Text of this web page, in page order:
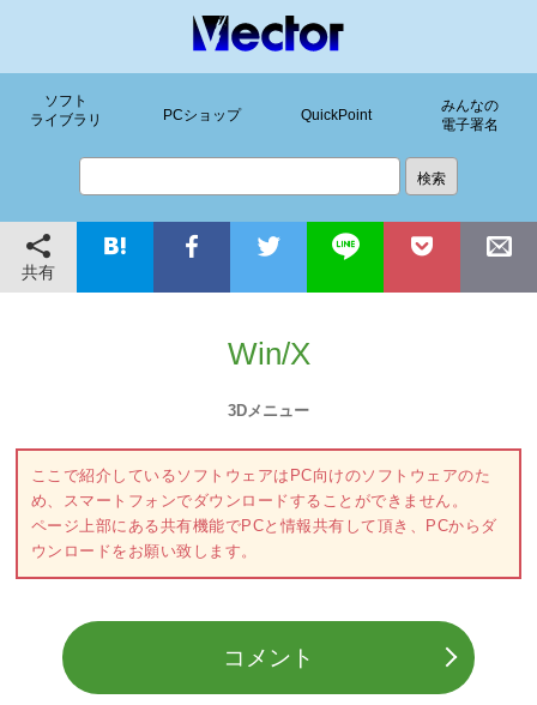
ソフト
ライブラリ
PCショップ QuickPoint
みんなの
電子署名
共有
Win/X
3Dメニュー
ここで紹介しているソフトウェアはPC向けのソフトウェアのた
め、スマートフォンでダウンロードすることができません。
ページ上部にある共有機能でPCと情報共有して頂き、PCからダ
ウンロードをお願い致します。
コメント